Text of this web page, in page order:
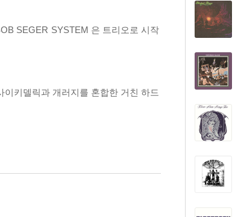
SEGER SYSTEM 은 트리오로 시작
키델릭과 개러지를 혼합한 거친 하드